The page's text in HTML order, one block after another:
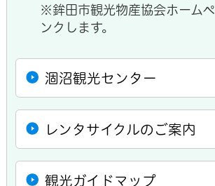
※鉾田市観光物産協会ホーム
ンクします。
涸沼観光センター
レンタサイクルのご案内
観光ガイドマップ